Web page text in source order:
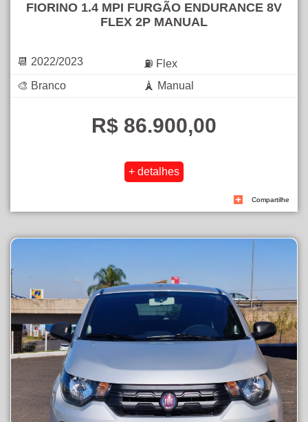
FIORINO 1.4 MPI FURGÃO ENDURANCE 8V
FLEX 2P MANUAL
📆 2022/2023
⛽ Flex
🎨 Branco
🗼 Manual
R$ 86.900,00
Compartilhe